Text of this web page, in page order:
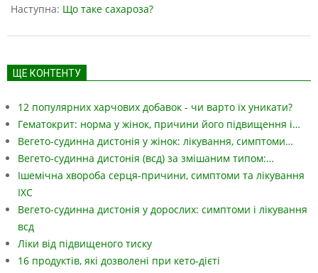
18
Наступна: Що таке сахароза?
ЩЕ КОНТЕНТУ
12 популярних харчових добавок - чи варто їх уникати?
Гематокрит: норма у жінок, причини його підвищення і…
Вегето-судинна дистонія у жінок: лікування, симптоми…
Вегето-судинна дистонія (всд) за змішаним типом:…
Ішемічна хвороба серця-причини, симптоми та лікування
ІХС
Вегето-судинна дистонія у дорослих: симптоми і лікування
всд
Ліки від підвищеного тиску
16 продуктів, які дозволені при кето-дієті